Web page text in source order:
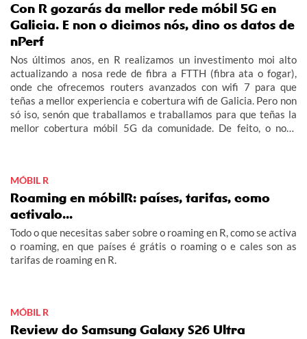
Con R gozarás da mellor rede móbil 5G en
Galicia. E non o dicimos nós, dino os datos de
nPerf
Nos últimos anos, en R realizamos un investimento moi alto
actualizando a nosa rede de fibra a FTTH (fibra ata o fogar),
onde che ofrecemos routers avanzados con wifi 7 para que
teñas a mellor experiencia e cobertura wifi de Galicia. Pero non
só iso, senón que traballamos e traballamos para que teñas la
mellor cobertura móbil 5G da comunidade. De feito, o noso
MÓBIL R
Roaming en móbilR: países, tarifas, como
activalo...
Todo o que necesitas saber sobre o roaming en R, como se activa
o roaming, en que países é grátis o roaming o e cales son as
tarifas de roaming en R.
MÓBIL R
Review do Samsung Galaxy S26 Ultra